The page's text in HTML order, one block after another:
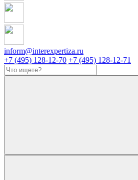
inform@interexpertiza.ru
+7 (495) 128-12-70 +7 (495) 128-12-71